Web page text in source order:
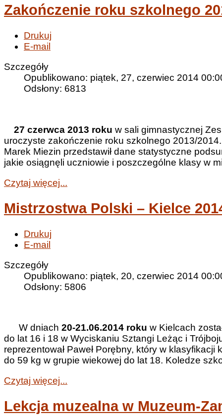
Zakończenie roku szkolnego
Drukuj
E-mail
Szczegóły
Opublikowano: piątek, 27, czerwiec 2014
Odsłony: 6813
27 czerwca 2013 roku w sali gimnastycznej
uroczyste zakończenie roku szkolnego 2013/
Marek Miezin przedstawił dane statystyczne
jakie osiągnęli uczniowie i poszczególne klasy w
Czytaj więcej...
Mistrzostwa Polski – Kielce
Drukuj
E-mail
Szczegóły
Opublikowano: piątek, 20, czerwiec 2014
Odsłony: 5806
W dniach 20-21.06.2014 roku w Kielcach
do lat 16 i 18 w Wyciskaniu Sztangi Leżąc i
reprezentował Paweł Porębny, który w
do 59 kg w grupie wiekowej do lat 18. Koledze
Czytaj więcej...
Lekcja muzealna w Muzeum-